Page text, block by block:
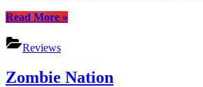
Read More“3
du
In”
»
Reviews
Zombie Nation